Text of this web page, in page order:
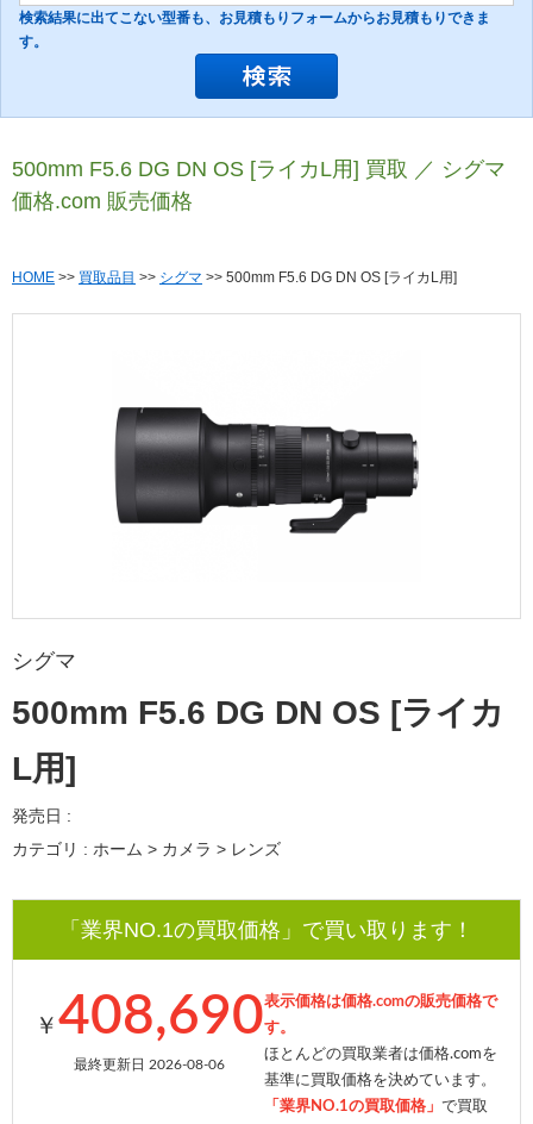
検索結果に出てこない型番も、お見積もりフォームからお見積もりできま
す。
500mm F5.6 DG DN OS [ライカL用] 買取 ／ シグマ
価格.com 販売価格
HOME >> 買取品目 >> シグマ >> 500mm F5.6 DG DN OS [ライカL用]
シグマ
500mm F5.6 DG DN OS [ライカ
L用]
発売日 :
カテゴリ : ホーム > カメラ > レンズ
「業界NO.1の買取価格」で買い取ります！
￥ 408,690
最終更新日 2026-08-06
表示価格は価格.comの販売価格で
す。
ほとんどの買取業者は価格.comを
基準に買取価格を決めています。
「業界NO.1の買取価格」 で買取